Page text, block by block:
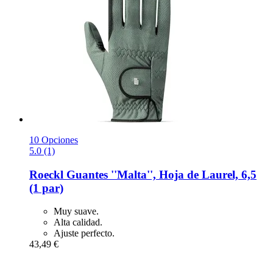
10 Opciones
5.0 (1)
Roeckl Guantes ''Malta'', Hoja de Laurel, 6,5
(1 par)
Muy suave.
Alta calidad.
Ajuste perfecto.
43,49 €